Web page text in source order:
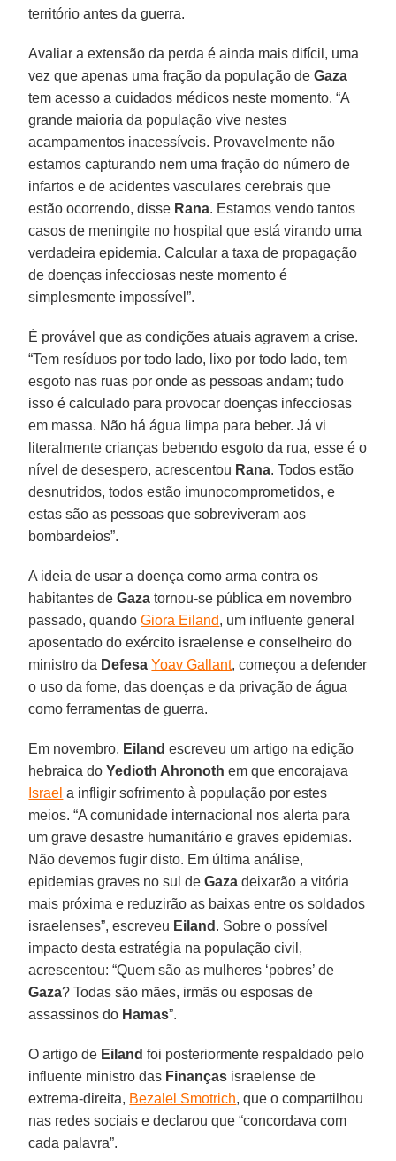
território antes da guerra.
Avaliar a extensão da perda é ainda mais difícil, uma
vez que apenas uma fração da população deGaza
tem acesso a cuidados médicos neste momento. “A
grande maioria da população vive nestes
acampamentos inacessíveis. Provavelmente não
estamos capturando nem uma fração do número de
infartos e de acidentes vasculares cerebrais que
estão ocorrendo, disse Rana. Estamos vendo tantos
casos de meningite no hospital que está virando uma
verdadeira epidemia. Calcular a taxa de propagação
de doenças infecciosas neste momento é
simplesmente impossível”.
É provável que as condições atuais agravem a crise.
“Tem resíduos por todo lado, lixo por todo lado, tem
esgoto nas ruas por onde as pessoas andam; tudo
isso é calculado para provocar doenças infecciosas
em massa. Não há água limpa para beber. Já vi
literalmente crianças bebendo esgoto da rua, esse é o
nível de desespero, acrescentou Rana. Todos estão
desnutridos, todos estão imunocomprometidos, e
estas são as pessoas que sobreviveram aos
bombardeios”.
A ideia de usar a doença como arma contra os
habitantes deGaza tornou-se pública em novembro
passado, quandoGiora Eiland, um influente general
aposentado do exército israelense e conselheiro do
ministro da Defesa Yoav Gallant, começou a defender
o uso da fome, das doenças e da privação de água
como ferramentas de guerra.
Em novembro, Eiland escreveu um artigo na edição
hebraica doYedioth Ahronoth em que encorajava
Israel a infligir sofrimento à população por estes
meios. “A comunidade internacional nos alerta para
um grave desastre humanitário e graves epidemias.
Não devemos fugir disto. Em última análise,
epidemias graves no sul deGaza deixarão a vitória
mais próxima e reduzirão as baixas entre os soldados
israelenses”, escreveu Eiland . Sobre o possível
impacto desta estratégia na população civil,
acrescentou: “Quem são as mulheres ‘pobres’ de
Gaza? Todas são mães, irmãs ou esposas de
assassinos do Hamas”.
O artigo de Eiland foi posteriormente respaldado pelo
influente ministro das Finanças israelense de
extrema-direita, Bezalel Smotrich, que o compartilhou
nas redes sociais e declarou que “concordava com
cada palavra”.